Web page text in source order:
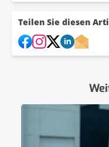
Teilen Sie diesen